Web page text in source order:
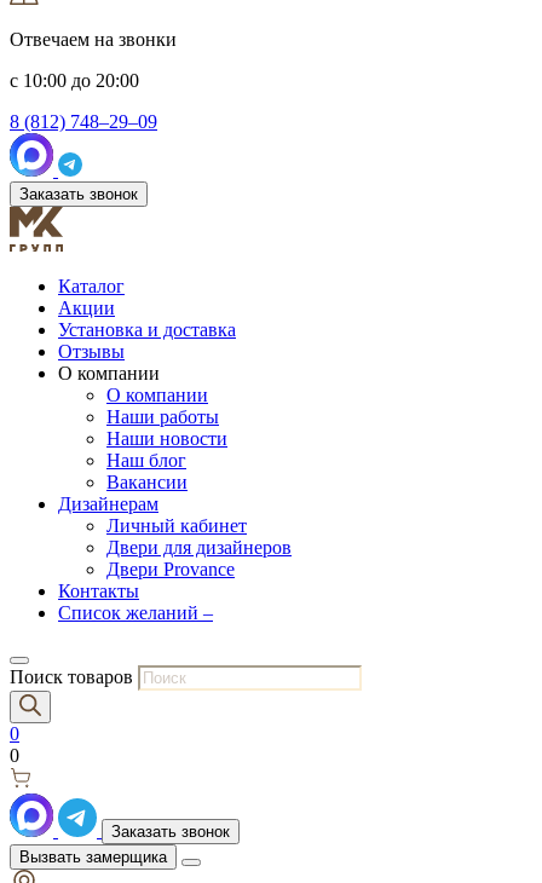
Отвечаем на звонки
с 10:00 до 20:00
8 (812) 748–29–09
Заказать звонок
Каталог
Акции
Установка и доставка
Отзывы
О компании
О компании
Наши работы
Наши новости
Наш блог
Вакансии
Дизайнерам
Личный кабинет
Двери для дизайнеров
Двери Provance
Контакты
Список желаний –
Поиск товаров
0
0
Заказать звонок
Вызвать замерщика